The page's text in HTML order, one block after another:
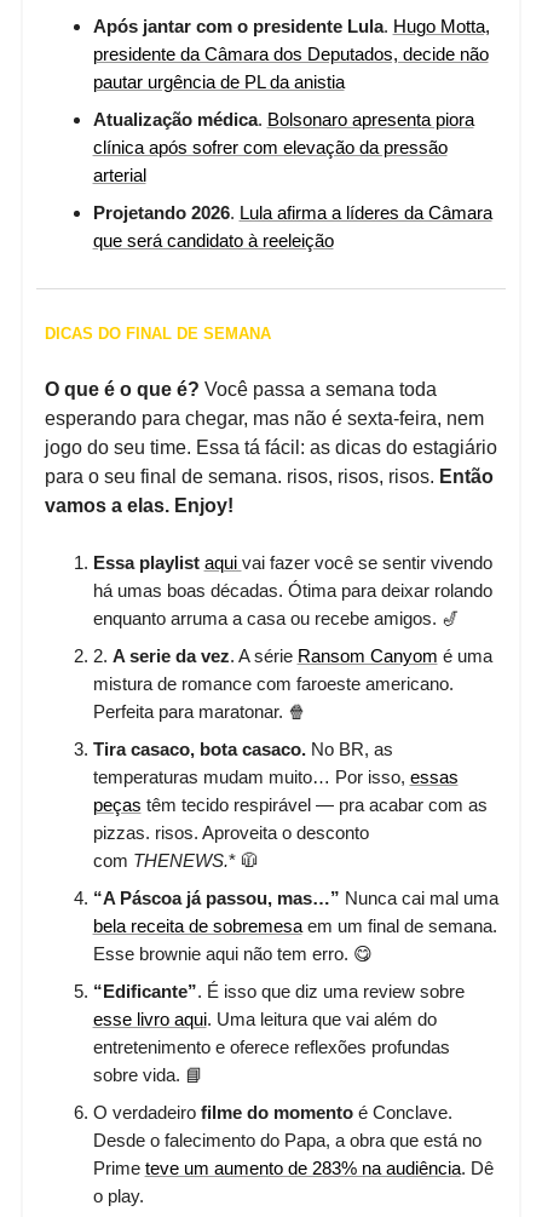
Após jantar com o presidente Lula. Hugo Motta,
presidente da Câmara dos Deputados, decide não
pautar urgência de PL da anistia
Atualização médica. Bolsonaro apresenta piora
clínica após sofrer com elevação da pressão
arterial
Projetando 2026. Lula afirma a líderes da Câmara
que será candidato à reeleição
DICAS DO FINAL DE SEMANA
O que é o que é? Você passa a semana toda
esperando para chegar, mas não é sexta-feira, nem
jogo do seu time. Essa tá fácil: as dicas do estagiário
para o seu final de semana. risos, risos, risos. Então
vamos a elas. Enjoy!
Essa playlist aqui vai fazer você se sentir vivendo
há umas boas décadas. Ótima para deixar rolando
enquanto arruma a casa ou recebe amigos. 🎷
2. ⁠ A serie da vez. A série Ransom Canyom é uma
mistura de romance com faroeste americano.
Perfeita para maratonar. 🍿
Tira casaco, bota casaco.No BR, as
temperaturas mudam muito… Por isso, essas
peças têm tecido respirável — pra acabar com as
pizzas. risos. Aproveita o desconto
com THENEWS.* 🧥
“A Páscoa já passou, mas…” Nunca cai mal uma
bela receita de sobremesaem um final de semana.
Esse brownie aqui não tem erro. 😋
“Edificante”. É isso que diz uma review sobre
esse livro aqui. Uma leitura que vai além do
entretenimento e oferece reflexões profundas
sobre vida. 📘
O verdadeiro filme do momentoé Conclave.
Desde o falecimento do Papa, a obra que está no
Prime teve um aumento de 283% na audiência. Dê
o play.